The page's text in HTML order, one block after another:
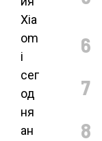
Xia
om
i
сег
од
ня
ан